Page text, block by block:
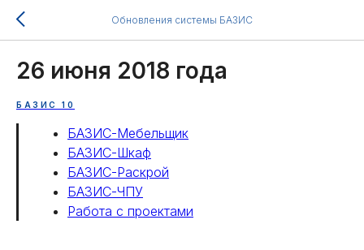
Обновления системы БАЗИС
26 июня 2018 года
БАЗИС 10
БАЗИС-Мебельщик
БАЗИС-Шкаф
БАЗИС-Раскрой
БАЗИС-ЧПУ
Работа с проектами